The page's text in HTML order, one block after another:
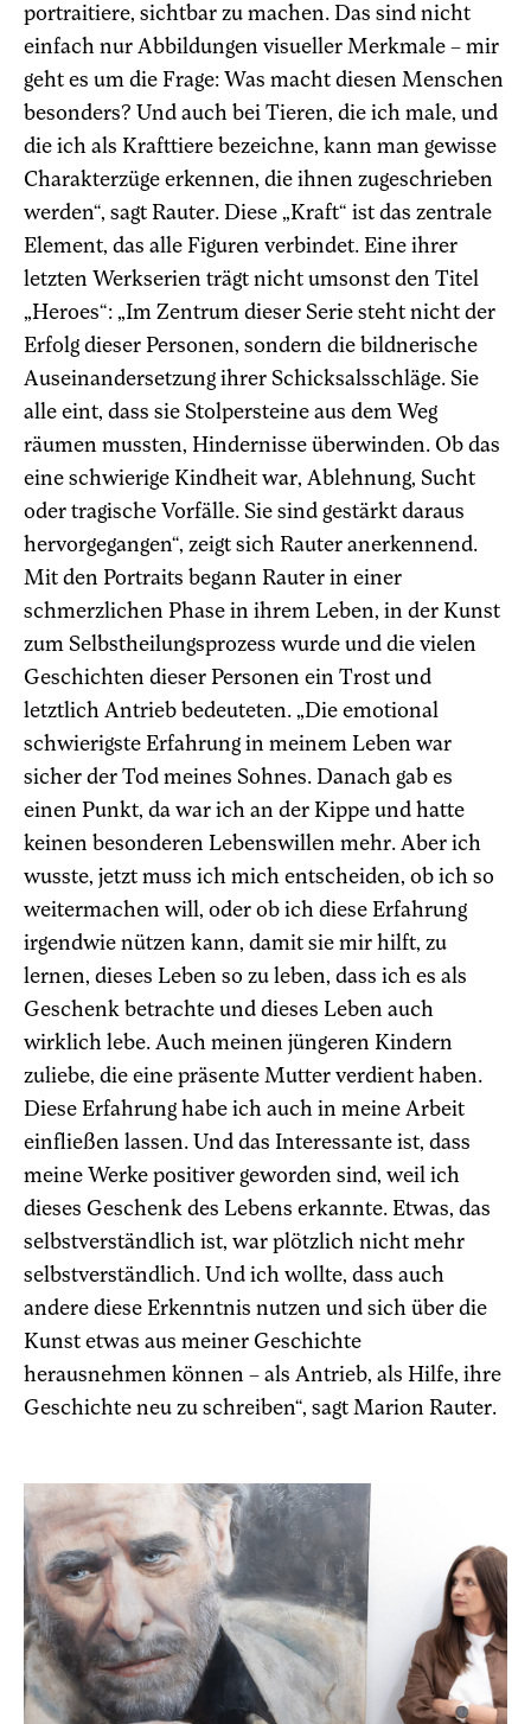
portraitiere, sichtbar zu machen. Das sind nicht
einfach nur Abbildungen visueller Merkmale – mir
geht es um die Frage: Was macht diesen Menschen
besonders? Und auch bei Tieren, die ich male, und
die ich als Krafttiere bezeichne, kann man gewisse
Charakterzüge erkennen, die ihnen zugeschrieben
werden“, sagt Rauter. Diese „Kraft“ ist das zentrale
Element, das alle Figuren verbindet. Eine ihrer
letzten Werkserien trägt nicht umsonst den Titel
„Heroes“: „Im Zentrum dieser Serie steht nicht der
Erfolg dieser Personen, sondern die bildnerische
Auseinandersetzung ihrer Schicksalsschläge. Sie
alle eint, dass sie Stolpersteine aus dem Weg
räumen mussten, Hindernisse überwinden. Ob das
eine schwierige Kindheit war, Ablehnung, Sucht
oder tragische Vorfälle. Sie sind gestärkt daraus
hervorgegangen“, zeigt sich Rauter anerkennend.
Mit den Portraits begann Rauter in einer
schmerzlichen Phase in ihrem Leben, in der Kunst
zum Selbstheilungsprozess wurde und die vielen
Geschichten dieser Personen ein Trost und
letztlich Antrieb bedeuteten. „Die emotional
schwierigste Erfahrung in meinem Leben war
sicher der Tod meines Sohnes. Danach gab es
einen Punkt, da war ich an der Kippe und hatte
keinen besonderen Lebenswillen mehr. Aber ich
wusste, jetzt muss ich mich entscheiden, ob ich so
weitermachen will, oder ob ich diese Erfahrung
irgendwie nützen kann, damit sie mir hilft, zu
lernen, dieses Leben so zu leben, dass ich es als
Geschenk betrachte und dieses Leben auch
wirklich lebe. Auch meinen jüngeren Kindern
zuliebe, die eine präsente Mutter verdient haben.
Diese Erfahrung habe ich auch in meine Arbeit
einfließen lassen. Und das Interessante ist, dass
meine Werke positiver geworden sind, weil ich
dieses Geschenk des Lebens erkannte. Etwas, das
selbstverständlich ist, war plötzlich nicht mehr
selbstverständlich. Und ich wollte, dass auch
andere diese Erkenntnis nutzen und sich über die
Kunst etwas aus meiner Geschichte
herausnehmen können – als Antrieb, als Hilfe, ihre
Geschichte neu zu schreiben“, sagt Marion Rauter.